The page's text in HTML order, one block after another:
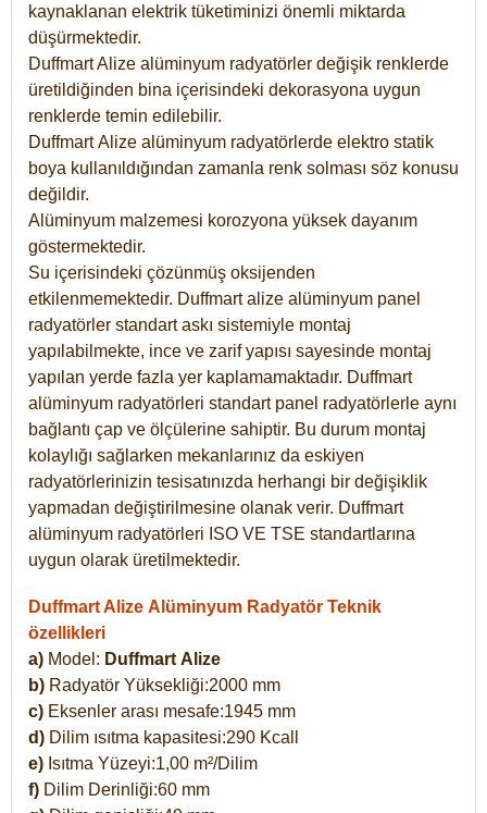
kaynaklanan elektrik tüketiminizi önemli miktarda
düşürmektedir.
Duffmart Alize alüminyum radyatörler değişik renklerde
üretildiğinden bina içerisindeki dekorasyona uygun
renklerde temin edilebilir.
DuffmartAlize alüminyum radyatörlerde elektro statik
boya kullanıldığından zamanla renk solması söz konusu
değildir.
Alüminyum malzemesi korozyona yüksek dayanım
göstermektedir.
Su içerisindeki çözünmüş oksijenden
etkilenmemektedir. Duffmart alize alüminyum panel
radyatörler standart askı sistemiyle montaj
yapılabilmekte, ince ve zarif yapısı sayesinde montaj
yapılan yerde fazla yer kaplamamaktadır. Duffmart
alüminyum radyatörleri standart panel radyatörlerle aynı
bağlantı çap ve ölçülerine sahiptir. Bu durum montaj
kolaylığı sağlarken mekanlarınız da eskiyen
radyatörlerinizin tesisatınızda herhangi bir değişiklik
yapmadan değiştirilmesine olanak verir. Duffmart
alüminyum radyatörleri ISO VE TSE standartlarına
uygun olarak üretilmektedir.
Duffmart Alize Alüminyum Radyatör Teknik
özellikleri
a) Model: Duffmart Alize
b) Radyatör Yüksekliği:2000 mm
c) Eksenler arası mesafe:1945 mm
d) Dilim ısıtma kapasitesi:290 Kcall
e) Isıtma Yüzeyi:1,00 m²/Dilim
f) Dilim Derinliği:60 mm